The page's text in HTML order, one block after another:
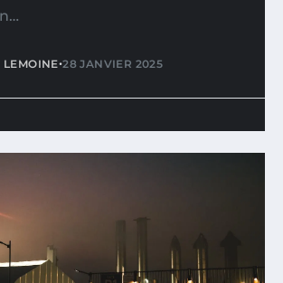
LEMOINE•28 JANVIER 2025